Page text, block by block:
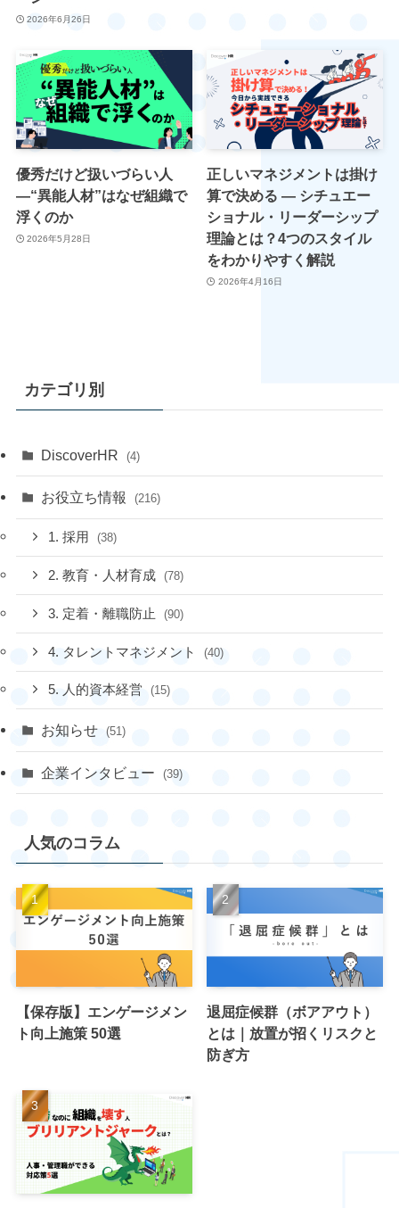
2026年6月26日
優秀だけど扱いづらい人
―“異能人材”はなぜ組織で
浮くのか
2026年5月28日
正しいマネジメントは掛け
算で決める ― シチュエー
ショナル・リーダーシップ
理論とは？4つのスタイル
をわかりやすく解説
2026年4月16日
カテゴリ別
DiscoverHR (4)
お役立ち情報 (216)
1. 採用 (38)
2. 教育・人材育成 (78)
3. 定着・離職防止 (90)
4. タレントマネジメント (40)
5. 人的資本経営 (15)
お知らせ (51)
企業インタビュー (39)
人気のコラム
【保存版】エンゲージメン
ト向上施策 50選
退屈症候群（ボアアウト）
とは｜放置が招くリスクと
防ぎ方